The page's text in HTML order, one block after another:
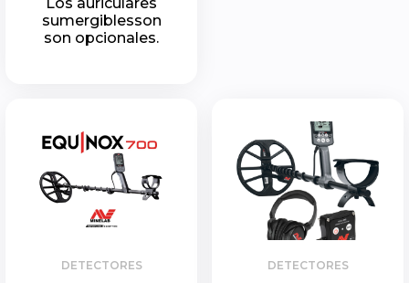
sumergiblesson
son opcionales.
DETECTORES DETECTORES